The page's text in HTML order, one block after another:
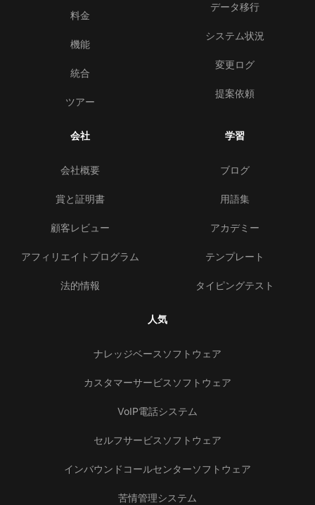
料金
機能
統合
ツアー
データ移行
システム状況
変更ログ
提案依頼
会社
会社概要
賞と証明書
顧客レビュー
アフィリエイトプログラム
法的情報
学習
ブログ
用語集
アカデミー
テンプレート
タイピングテスト
人気
ナレッジベースソフトウェア
カスタマーサービスソフトウェア
VoIP電話システム
セルフサービスソフトウェア
インバウンドコールセンターソフトウェア
苦情管理システム